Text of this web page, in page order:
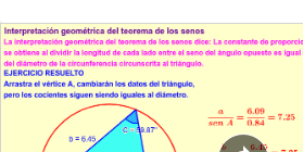
Abrir sesión